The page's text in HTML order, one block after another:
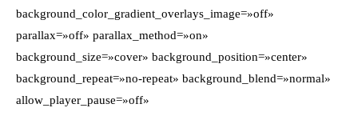
background_color_gradient_overlays_image=»off»
parallax=»off» parallax_method=»on»
background_size=»cover» background_position=»center»
background_repeat=»no-repeat» background_blend=»normal»
allow_player_pause=»off»